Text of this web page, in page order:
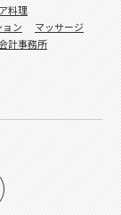
料理
ョン
マッサージ
計事務所